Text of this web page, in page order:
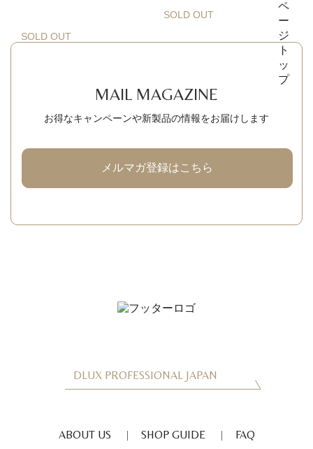
SOLD OUT
SOLD OUT
MAIL MAGAZINE
お得なキャンペーンや新製品の情報をお届けします
メルマガ登録はこちら
DLUX PROFESSIONAL JAPAN
ABOUT US SHOP GUIDE FAQ